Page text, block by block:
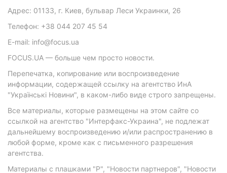
Адрес: 01133, г. Киев, бульвар Леси Украинки, 26
Телефон: +38 044 207 45 54
E-mail: info@focus.ua
FOCUS.UA — больше чем просто новости.
Перепечатка, копирование или воспроизведение
информации, содержащей ссылку на агентство ИнА
"Українські Новини", в каком-либо виде строго запрещены.
Все материалы, которые размещены на этом сайте со
ссылкой на агентство "Интерфакс-Украина", не подлежат
дальнейшему воспроизведению и/или распространению в
любой форме, кроме как с письменного разрешения
агентства.
Материалы с плашками "Р", "Новости партнеров", "Новости